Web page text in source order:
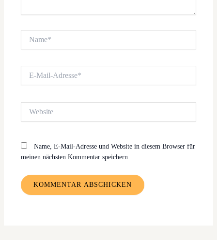
Mail-
Name, E-Mail-Adresse und Website in diesem Browser für
meinen nächsten Kommentar speichern.